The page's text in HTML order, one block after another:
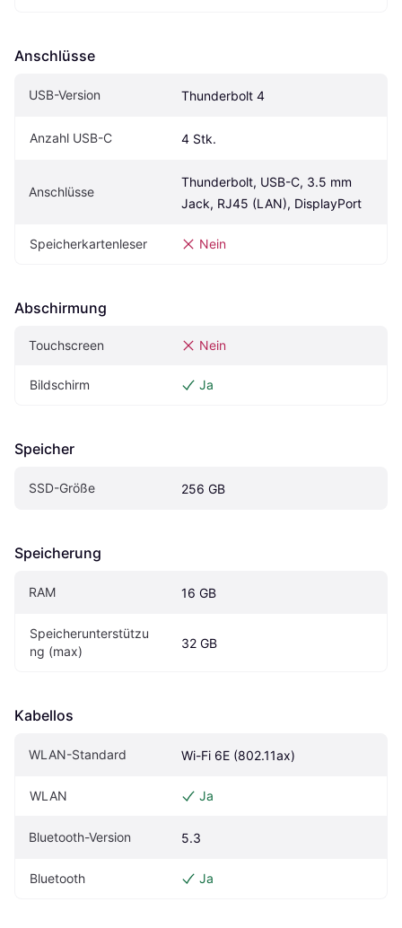
Anschlüsse
USB-Version Thunderbolt 4
Anzahl USB-C 4 Stk.
Anschlüsse
Thunderbolt, USB-C, 3.5 mm
Jack, RJ45 (LAN), DisplayPort
Speicherkartenleser Nein
Abschirmung
Touchscreen Nein
Bildschirm Ja
Speicher
SSD-Größe 256 GB
Speicherung
RAM 16 GB
Speicherunterstützu
ng (max)
32 GB
Kabellos
WLAN-Standard Wi-Fi 6E (802.11ax)
WLAN Ja
Bluetooth-Version 5.3
Bluetooth Ja